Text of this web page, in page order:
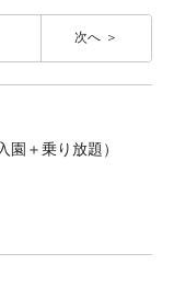
次へ
＋乗り放題）